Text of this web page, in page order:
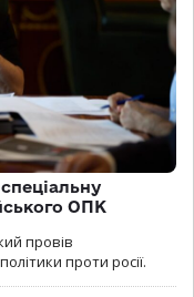
ОПК
провів
проти росії.